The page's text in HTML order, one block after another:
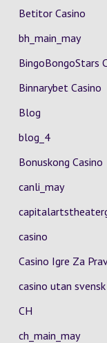
Betitor Casino
bh_main_may
BingoBongoStars
Binnarybet Casino
Blog
blog_4
Bonuskong Casino
canli_may
casino
Casino Igre Za
casino utan
CH
ch_main_may